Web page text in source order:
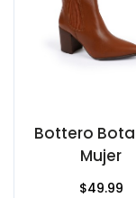
Bottero
Mujer
$49.99